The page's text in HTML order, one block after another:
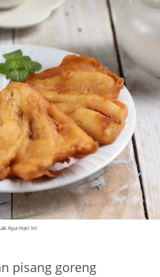
Apa Hari Ini
pisang goreng